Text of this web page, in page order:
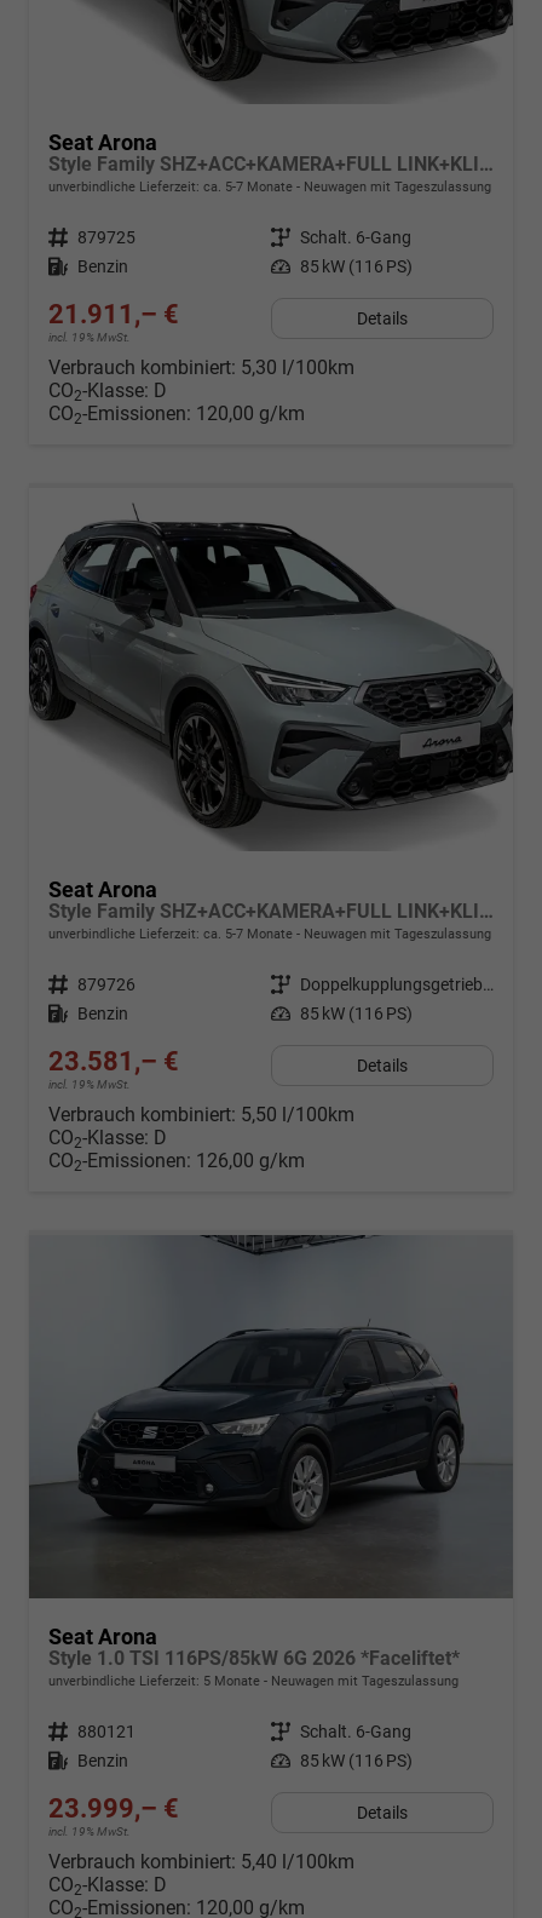
Seat Arona
Style Family SHZ+ACC+KAMERA+FULL LINK+KLIMA+LED+16" ALU
unverbindliche Lieferzeit: ca. 5-7 Monate Neuwagen mit Tageszulassung
Fahrzeugnr. 879725 Getriebe Schalt. 6-Gang
Kraftstoff Benzin Leistung 85 kW (116 PS)
21.911,– €
incl. 19% MwSt.
Details
Verbrauch kombiniert: 5,30 l/100km
CO2-Klasse: D
CO2-Emissionen: 120,00 g/km
Seat Arona
Style Family SHZ+ACC+KAMERA+FULL LINK+KLIMA+LED+16" ALU
unverbindliche Lieferzeit: ca. 5-7 Monate Neuwagen mit Tageszulassung
Fahrzeugnr. 879726 Getriebe
Doppelkupplungsgetriebe (DSG)
Kraftstoff Benzin Leistung 85 kW (116 PS)
23.581,– €
incl. 19% MwSt.
Details
Verbrauch kombiniert: 5,50 l/100km
CO2-Klasse: D
CO2-Emissionen: 126,00 g/km
Seat Arona
Style 1.0 TSI 116PS/85kW 6G 2026 *Faceliftet*
unverbindliche Lieferzeit: 5 Monate Neuwagen mit Tageszulassung
Fahrzeugnr. 880121 Getriebe Schalt. 6-Gang
Kraftstoff Benzin Leistung 85 kW (116 PS)
23.999,– €
incl. 19% MwSt.
Details
Verbrauch kombiniert: 5,40 l/100km
CO2-Klasse: D
CO2-Emissionen: 120,00 g/km